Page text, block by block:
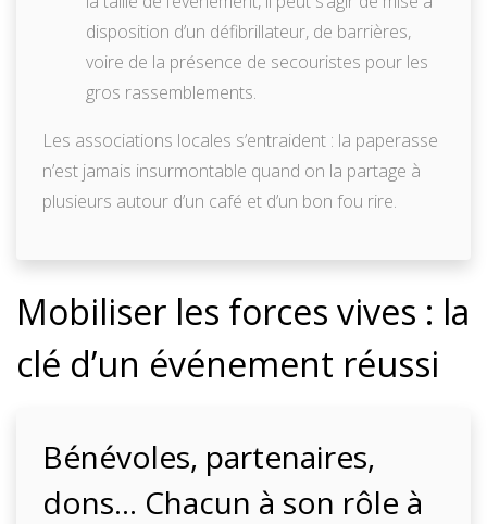
disposition d’un défibrillateur, de barrières,
voire de la présence de secouristes pour les
gros rassemblements.
Les associations locales s’entraident : la paperasse
n’est jamais insurmontable quand on la partage à
plusieurs autour d’un café et d’un bon fou rire.
Mobiliser les forces vives : la
clé d’un événement réussi
Bénévoles, partenaires,
dons… Chacun à son rôle à